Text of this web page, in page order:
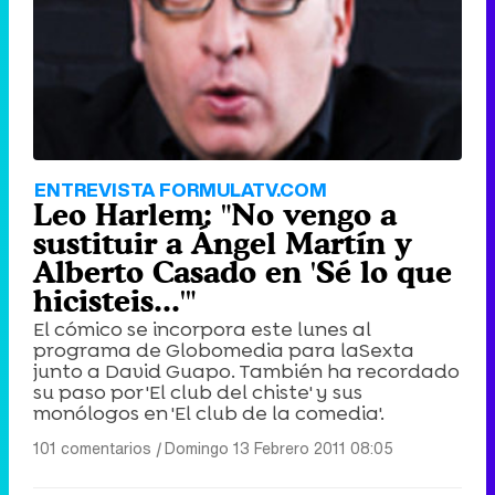
ENTREVISTA FORMULATV.COM
Leo Harlem: "No vengo a
sustituir a Ángel Martín y
Alberto Casado en 'Sé lo que
hicisteis...'"
El cómico se incorpora este lunes al
programa de Globomedia para laSexta
junto a David Guapo. También ha recordado
su paso por 'El club del chiste' y sus
monólogos en 'El club de la comedia'.
101 comentarios |Domingo 13 Febrero 2011 08:05